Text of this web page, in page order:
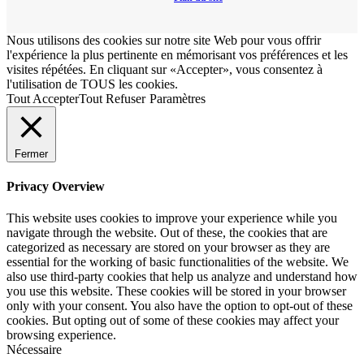
Nous utilisons des cookies sur notre site Web pour vous offrir
l'expérience la plus pertinente en mémorisant vos préférences et les
visites répétées. En cliquant sur «Accepter», vous consentez à
l'utilisation de TOUS les cookies.
Tout AccepterTout Refuser Paramètres
Fermer
Privacy Overview
This website uses cookies to improve your experience while you
navigate through the website. Out of these, the cookies that are
categorized as necessary are stored on your browser as they are
essential for the working of basic functionalities of the website. We
also use third-party cookies that help us analyze and understand how
you use this website. These cookies will be stored in your browser
only with your consent. You also have the option to opt-out of these
cookies. But opting out of some of these cookies may affect your
browsing experience.
Nécessaire